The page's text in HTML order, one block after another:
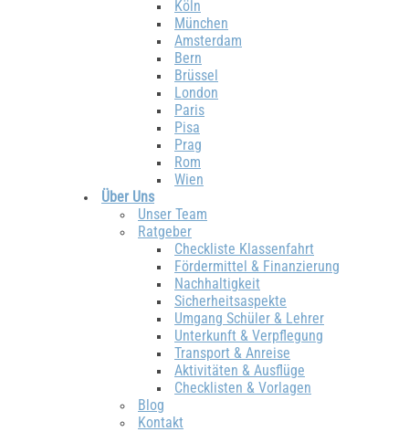
Köln
München
Amsterdam
Bern
Brüssel
London
Paris
Pisa
Prag
Rom
Wien
Über Uns
Unser Team
Ratgeber
Checkliste Klassenfahrt
Fördermittel & Finanzierung
Nachhaltigkeit
Sicherheitsaspekte
Umgang Schüler & Lehrer
Unterkunft & Verpflegung
Transport & Anreise
Aktivitäten & Ausflüge
Checklisten & Vorlagen
Blog
Kontakt